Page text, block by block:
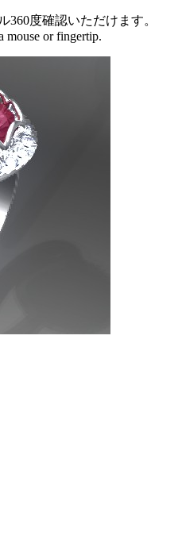
360度確認いただけます。
mouse or fingertip.